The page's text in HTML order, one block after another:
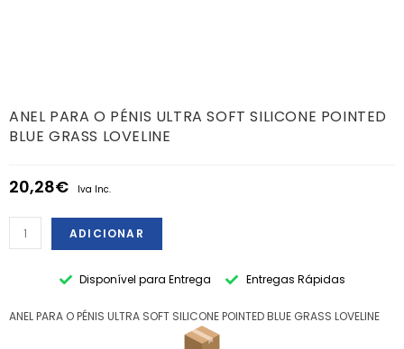
ANEL PARA O PÉNIS ULTRA SOFT SILICONE POINTED
BLUE GRASS LOVELINE
20,28€ Iva Inc.
ADICIONAR
Disponível para Entrega Entregas Rápidas
ANEL PARA O PÉNIS ULTRA SOFT SILICONE POINTED BLUE GRASS LOVELINE